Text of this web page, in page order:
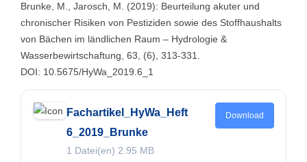
Brunke, M., Jarosch, M. (2019): Beurteilung akuter und
chronischer Risiken von Pestiziden sowie des Stoffhaushalts
von Bächen im ländlichen Raum – Hydrologie &
Wasserbewirtschaftung, 63, (6), 313-331.
DOI: 10.5675/HyWa_2019.6_1
Fachartikel_HyWa_Heft
6_2019_Brunke
1 Datei(en) 2.95 MB
Download